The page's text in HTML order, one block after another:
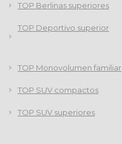
TOP Berlinas superiores
TOP Deportivo superior
TOP Monovolumen familiar
TOP SUV compactos
TOP SUV superiores